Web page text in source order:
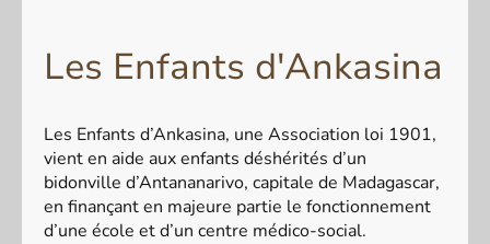
Les Enfants d'Ankasina
Les Enfants d’Ankasina, une Association loi 1901,
vient en aide aux enfants déshérités d’un
bidonville d’Antananarivo, capitale de Madagascar,
en finançant en majeure partie le fonctionnement
d’une école et d’un centre médico-social.